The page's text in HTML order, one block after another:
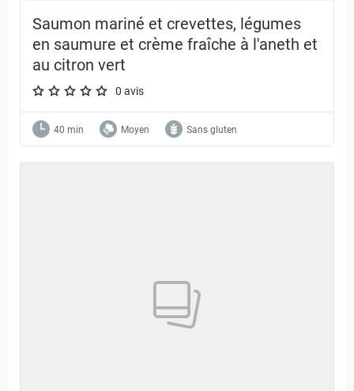
Saumon mariné et crevettes, légumes
en saumure et crème fraîche à l'aneth et
au citron vert
A star rating of 0 out of 5.
0 avis
40 min Moyen Sans gluten